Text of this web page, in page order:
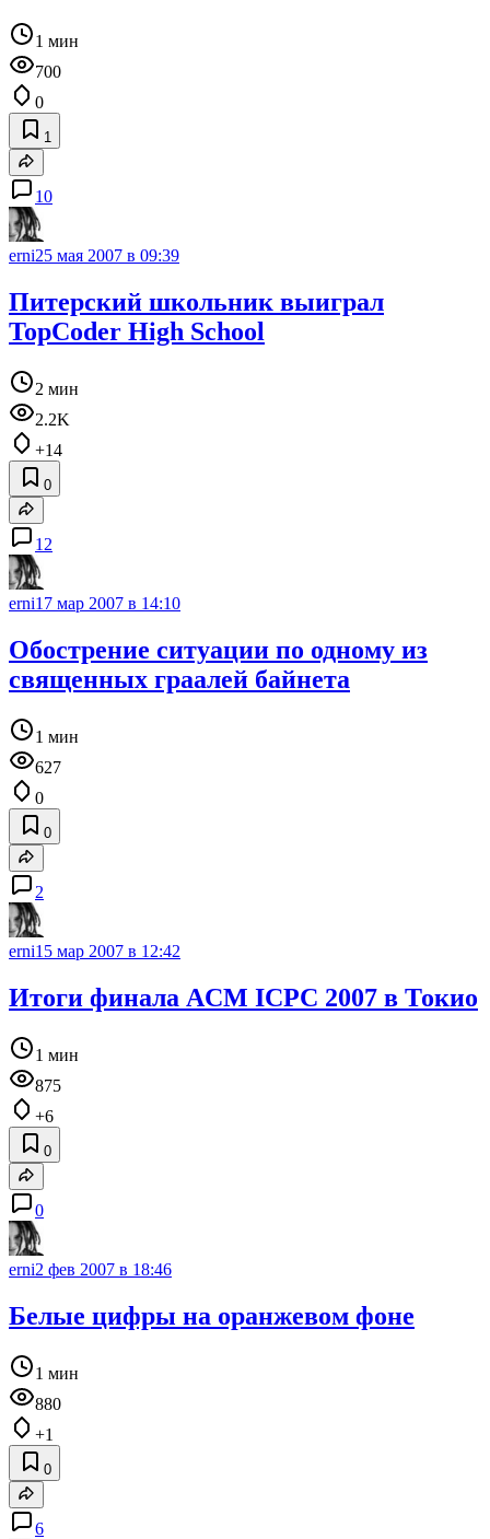
1 мин
700
0
1
10
erni25 мая 2007 в 09:39
Питерский школьник выиграл
TopCoder High School
2 мин
2.2K
+14
0
12
erni17 мар 2007 в 14:10
Обострение ситуации по одному из
священных граалей байнета
1 мин
627
0
0
2
erni15 мар 2007 в 12:42
Итоги финала ACM ICPC 2007 в Токио
1 мин
875
+6
0
0
erni2 фев 2007 в 18:46
Белые цифры на оранжевом фоне
1 мин
880
+1
0
6